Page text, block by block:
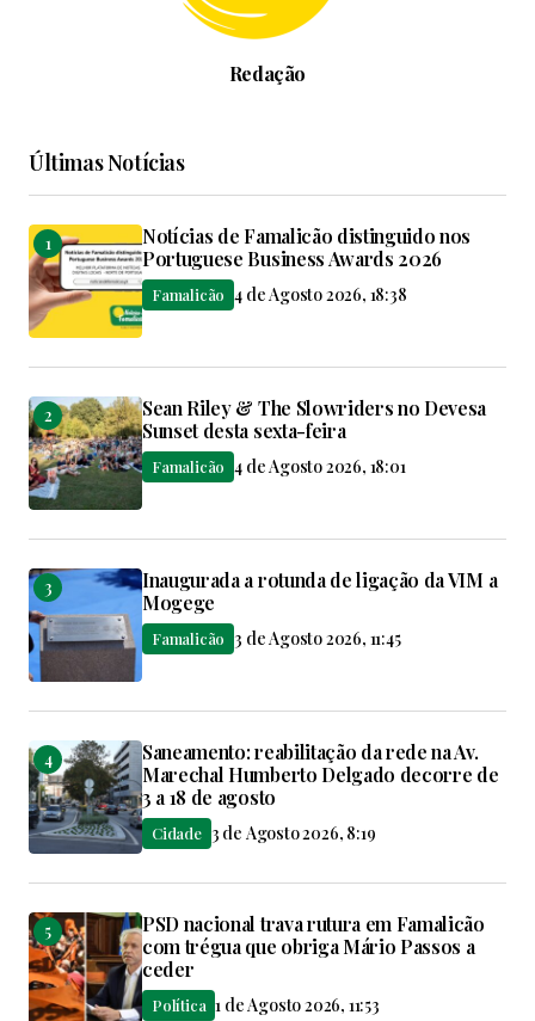
Redação
Últimas Notícias
Notícias de Famalicão distinguido nos
Portuguese Business Awards 2026
Famalicão 4 de Agosto 2026, 18:38
Sean Riley & The Slowriders no Devesa
Sunset desta sexta-feira
Famalicão 4 de Agosto 2026, 18:01
Inaugurada a rotunda de ligação da VIM a
Mogege
Famalicão 3 de Agosto 2026, 11:45
Saneamento: reabilitação da rede na Av.
Marechal Humberto Delgado decorre de
3 a 18 de agosto
Cidade 3 de Agosto 2026, 8:19
PSD nacional trava rutura em Famalicão
com trégua que obriga Mário Passos a
ceder
Política 1 de Agosto 2026, 11:53